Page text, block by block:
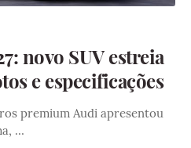
novo SUV estreia
e especificações
premium Audi apresentou
…